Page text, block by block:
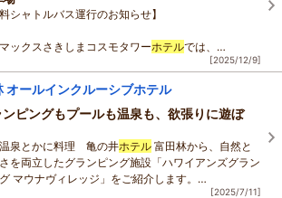
料シャトルバス運行のお知らせ】
ックスさきしまコスモタワーホテルでは、
祝および大型連休に、桜島第三駐車場までの
時間
発
[2025/12/9]
オールインクルーシブホテル
ンピングもプールも温泉も、欲張りに遊ぼ
泉とかに料理 亀の井ホテル 富田林から、自然と
を両立したグランピング施設「ハワイアンズグラン
マウナヴィレッジ」をご紹介します。
[2025/7/11]